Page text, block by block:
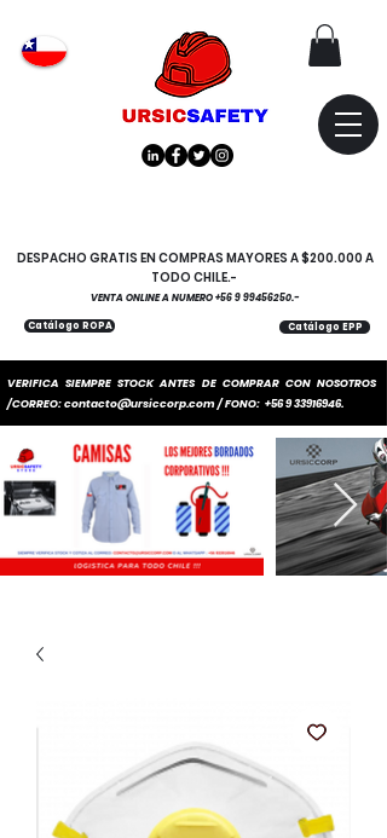
VERIFICA SIEMPRE STOCK ANTES DE COMPRAR CON NOSOTROS
/CORREO:contacto@ursiccorp.com/ FONO: +56 9 33916946.
Catálogo EPP
Catálogo ROPA
DESPACHO GRATIS EN COMPRAS MAYORES A $200.000 A
TODO CHILE.-
VENTA ONLINE A NUMERO+56 9 99456250.-